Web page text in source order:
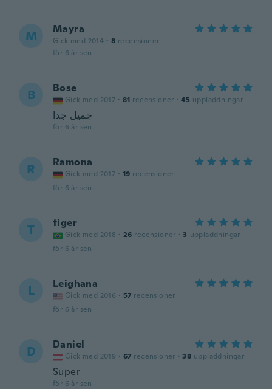
M Mayra
Gick med 2014 · 8 recensioner
för 6 år sen
B Bose
Gick med 2017 · 81 recensioner · 45 uppladdningar
جميل جدا
för 6 år sen
R Ramona
Gick med 2017 · 19 recensioner
för 6 år sen
T tiger
Gick med 2018 · 26 recensioner · 3 uppladdningar
för 6 år sen
L Leighana
Gick med 2016 · 57 recensioner
för 6 år sen
D Daniel
Gick med 2019 · 67 recensioner · 38 uppladdningar
Super
för 6 år sen